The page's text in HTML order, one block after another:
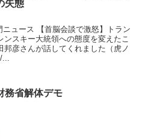
失態
ュース 【首脳会談で激怒】トラン
ンスキー大統領への態度を変えたこ
邦彦さんが話してくれました（虎ノ
務省解体デモ